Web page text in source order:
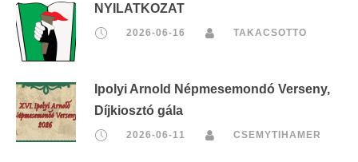
NYILATKOZAT
2026-06-16 TAKACSOTTO
Ipolyi Arnold Népmesemondó Verseny,
Díjkiosztó gála
2026-06-11 CSEMYTIHAMER